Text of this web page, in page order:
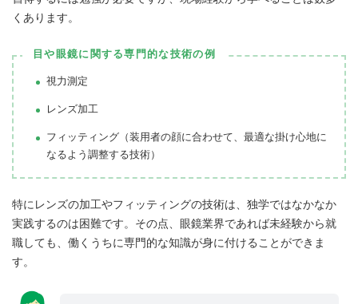
くあります。
目や眼鏡に関する専門的な技術の例
視力測定
レンズ加工
フィッティング（装用者の顔に合わせて、最適な掛け心地に
なるよう調整する技術）
特にレンズの加工やフィッティングの技術は、独学ではなかなか
実践するのは困難です。その点、眼鏡業界であれば未経験から就
職しても、働くうちに専門的な知識が身に付けることができま
す。